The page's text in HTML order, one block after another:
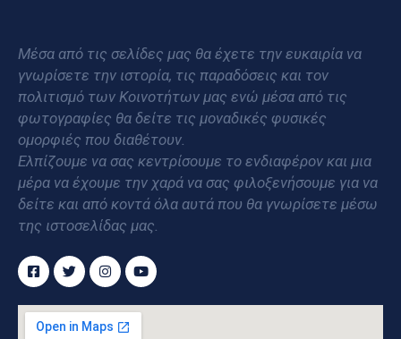
Μέσα από τις σελίδες μας θα έχετε την ευκαιρία να
γνωρίσετε την ιστορία, τις παραδόσεις και τον
πολιτισμό των Κοινοτήτων μας ενώ μέσα από τις
φωτογραφίες θα δείτε τις μοναδικές φυσικές
ομορφιές που διαθέτουν.
Ελπίζουμε να σας κεντρίσουμε το ενδιαφέρον και μια
μέρα να έχουμε την χαρά να σας φιλοξενήσουμε για να
δείτε και από κοντά όλα αυτά που θα γνωρίσετε μέσω
της ιστοσελίδας μας.